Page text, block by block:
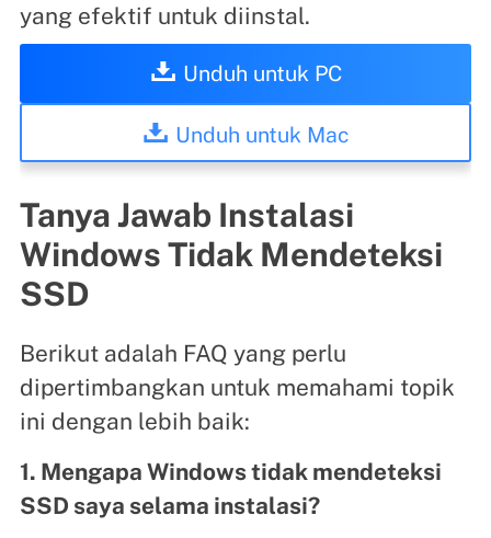
yang efektif untuk diinstal.
Unduh untuk PC
Unduh untuk Mac
Tanya Jawab Instalasi
Windows Tidak Mendeteksi
SSD
Berikut adalah FAQ yang perlu
dipertimbangkan untuk memahami topik
ini dengan lebih baik:
1. Mengapa Windows tidak mendeteksi
SSD saya selama instalasi?